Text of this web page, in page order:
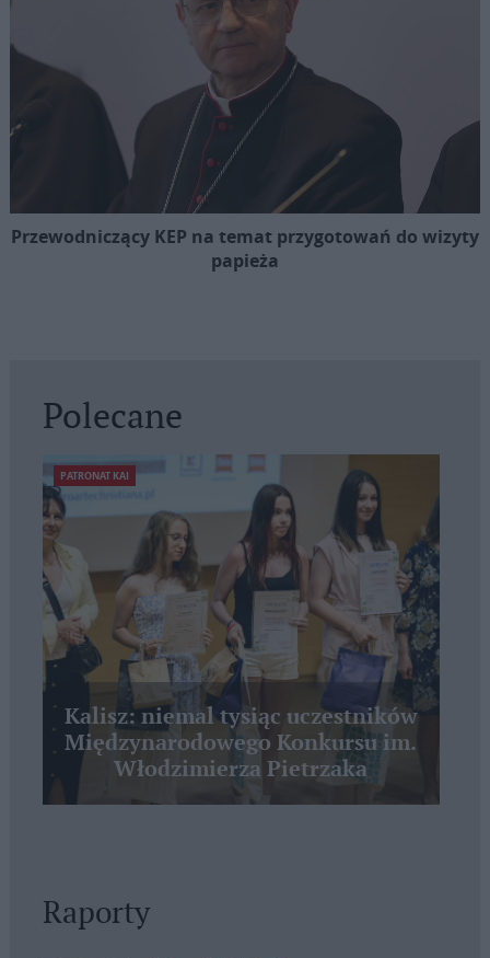
Przewodniczący KEP na temat przygotowań do wizyty
papieża
Polecane
PATRONAT KAI
Kalisz: niemal tysiąc uczestników
Międzynarodowego Konkursu im.
Włodzimierza Pietrzaka
Raporty